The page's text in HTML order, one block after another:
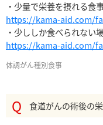
https://kama-aid.com/
https://kama-aid.com/
体調がん種別食事
食道がんの術後の